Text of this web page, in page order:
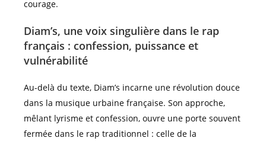
courage.
Diam’s, une voix singulière dans le rap
français : confession, puissance et
vulnérabilité
Au-delà du texte, Diam’s incarne une révolution douce
dans la musique urbaine française. Son approche,
mêlant lyrisme et confession, ouvre une porte souvent
fermée dans le rap traditionnel : celle de la